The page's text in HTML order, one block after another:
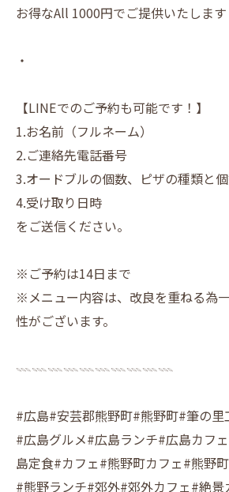
お得なAll 1000円でご提供いたします
・
【LINEでのご予約も可能です！】
1.お名前（フルネーム）
2.ご連絡先電話番号
3.オードブルの個数、ピザの種類と
4.受け取り日時
をご送信ください。
※ご予約は14日まで
※メニュー内容は、改良を重ねる為
性がございます。
𓇠𓇠𓇠𓇠𓇠𓇠𓇠𓇠𓇠𓇠
#広島#安芸郡熊野町#熊野町#筆の里
#広島グルメ#広島ランチ#広島カフ
島定食#カフェ#熊野町カフェ#熊野
#熊野ランチ#郊外#郊外カフェ#絶景